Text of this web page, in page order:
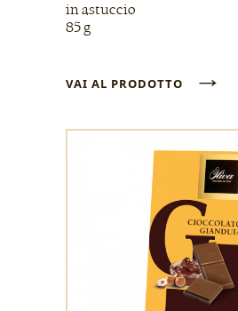
in astuccio
85 g
VAI AL PRODOTTO →